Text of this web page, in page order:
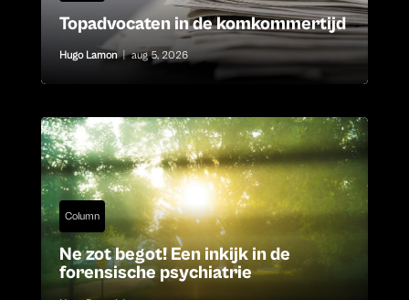
Topadvocaten in de komkommertijd
Hugo Lamon | aug 5, 2026
Column
Ne zot begot! Een inkijk in de
forensische psychiatrie